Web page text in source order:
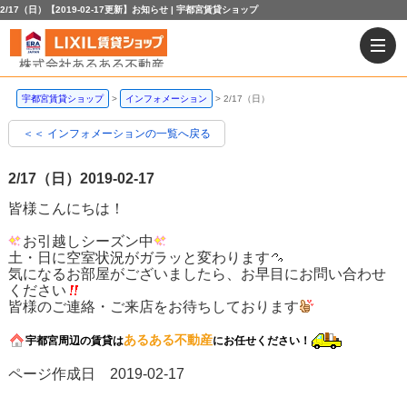
2/17（日）【2019-02-17更新】お知らせ | 宇都宮賃貸ショップ
宇都宮賃貸ショップ インフォメーション 2/17（日）
＜＜ インフォメーションの一覧へ戻る
2/17（日） 2019-02-17
皆様こんにちは！
お引越しシーズン中
土・日に空室状況がガラッと変わります
気になるお部屋がございましたら、お早目にお問い合わせ
ください
皆様のご連絡・ご来店をお待ちしております
宇都宮周辺の賃貸はあるある不動産にお任せください！
ページ作成日 2019-02-17